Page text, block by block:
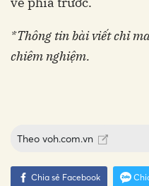
*Thông tin bài viết chỉ
chiêm nghiệm.
Theo voh.com.vn
Chia sẻ Facebook